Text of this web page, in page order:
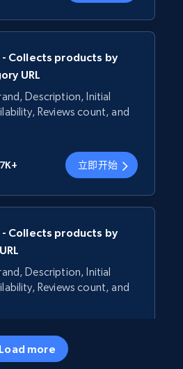
Collects products by
URL
Description, Initial
Reviews count, and
立即开始
Collects products by
Description, Initial
Reviews count, and
Load more